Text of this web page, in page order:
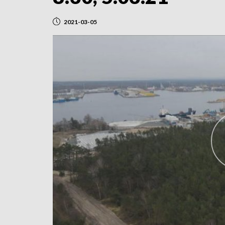
2021-03-05